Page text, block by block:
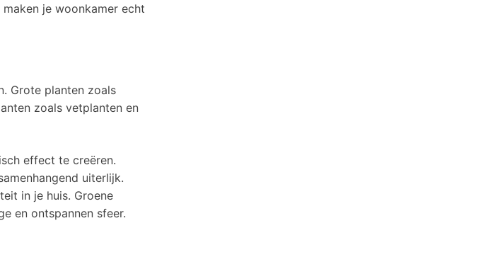
je woonkamer echt
Grote planten zoals
zoals vetplanten en
effect te creëren.
uiterlijk.
in je huis. Groene
en ontspannen sfeer.